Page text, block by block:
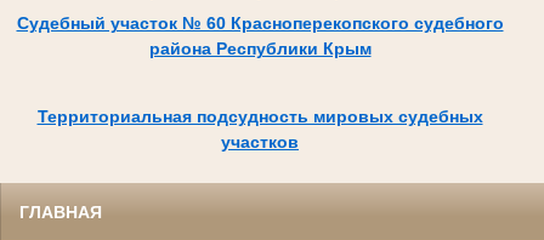
Судебный участок № 60 Красноперекопского судебного
района Республики Крым
Территориальная подсудность мировых судебных
участков
ГЛАВНАЯ